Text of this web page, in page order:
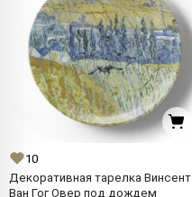
10
Декоративная тарелка Винсент
Ван Гог Овер под дождем